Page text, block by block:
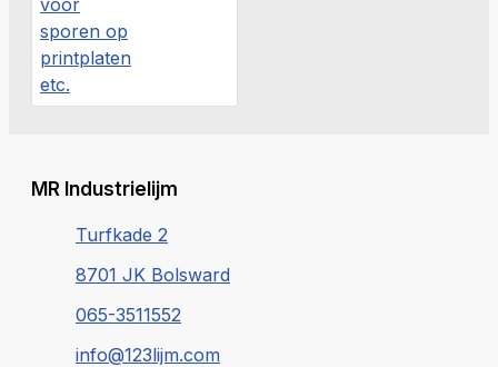
MR Industrielijm
Turfkade 2
8701 JK Bolsward
065-3511552
info@123lijm.com